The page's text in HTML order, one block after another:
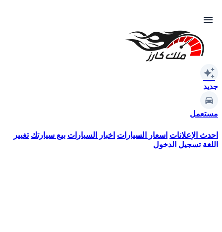
menu
auto_awesome
جديد
مستعمل
احدث الإعلانات اسعار السيارات اخبار السيارات بيع سيارتك تغيير
اللغة تسجيل الدخول